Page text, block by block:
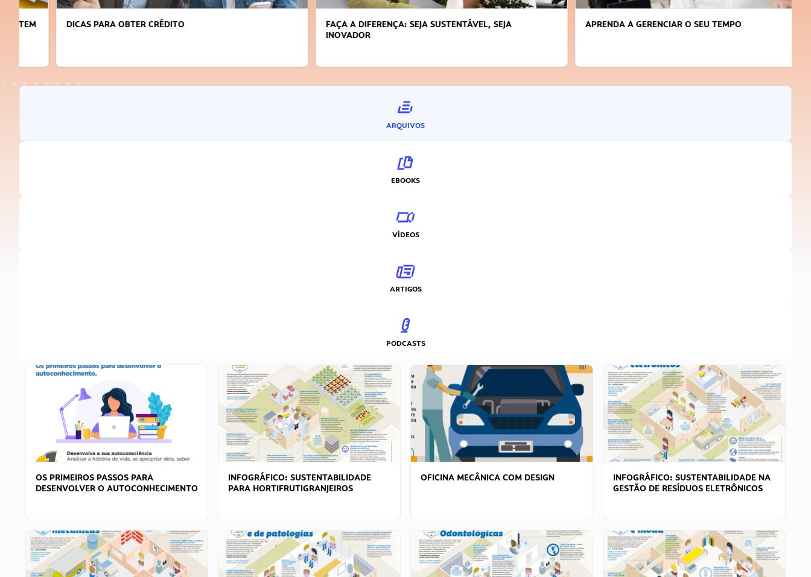
DICAS PARA OBTER CRÉDITO
FAÇA A DIFERENÇA: SEJA SUSTENTÁVEL, SEJA
INOVADOR
APRENDA A GERENCIAR O SEU TEMPO
ARQUIVOS
EBOOKS
VÍDEOS
ARTIGOS
PODCASTS
OS PRIMEIROS PASSOS PARA
DESENVOLVER O AUTOCONHECIMENTO
INFOGRÁFICO: SUSTENTABILIDADE
PARA HORTIFRUTIGRANJEIROS
OFICINA MECÂNICA COM DESIGN
INFOGRÁFICO: SUSTENTABILIDADE NA
GESTÃO DE RESÍDUOS ELETRÔNICOS